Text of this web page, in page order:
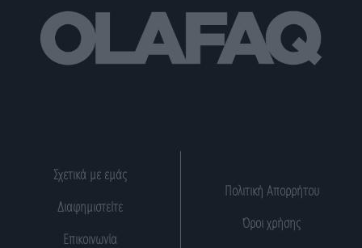
Σχετικά με εμάς
Διαφημιστείτε
Επικοινωνία
Πολιτική Απορρήτου
Όροι χρήσης